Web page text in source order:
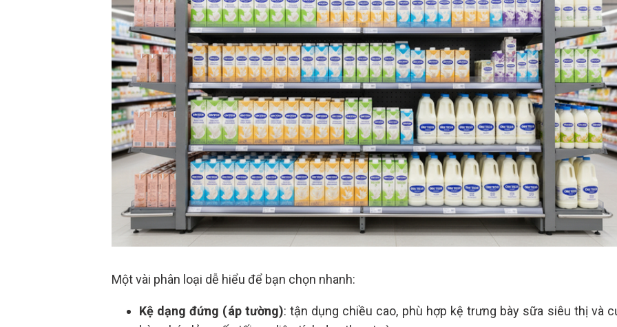
Một vài phân loại dễ hiểu để bạn chọn nhanh:
Kệ dạng đứng (áp tường): tận dụng chiều cao, phù hợp kệ trưng bày sữa siêu thị và